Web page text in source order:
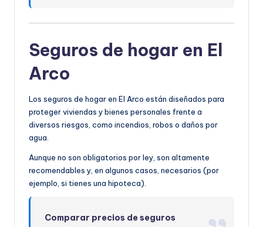
Seguros de hogar en El
Arco
Los seguros de hogar en El Arco están diseñados para
proteger viviendas y bienes personales frente a
diversos riesgos, como incendios, robos o daños por
agua.
Aunque no son obligatorios por ley, son altamente
recomendables y, en algunos casos, necesarios (por
ejemplo, si tienes una hipoteca).
Comparar precios de seguros